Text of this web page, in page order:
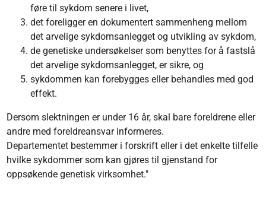
føre til sykdom senere i livet,
det foreligger en dokumentert sammenheng mellom
det arvelige sykdomsanlegget og utvikling av sykdom,
de genetiske undersøkelser som benyttes for å fastslå
det arvelige sykdomsanlegget, er sikre, og
sykdommen kan forebygges eller behandles med god
effekt.
Dersom slektningen er under 16 år, skal bare foreldrene eller
andre med foreldreansvar informeres.
Departementet bestemmer i forskrift eller i det enkelte tilfelle
hvilke sykdommer som kan gjøres til gjenstand for
oppsøkende genetisk virksomhet."